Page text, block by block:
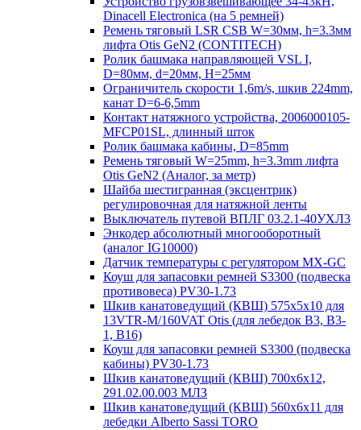
Dinacell Electronica (на 5 ремней)
Ремень тяговый LSR CSB W=30мм, h=3.3мм
лифта Otis GeN2 (CONTITECH)
Ролик башмака направляющей VSL I,
D=80мм, d=20мм, H=25мм
Ограничитель скорости 1,6m/s, шкив 224mm,
канат D=6-6,5mm
Контакт натяжного устройства, 2006000105-
MFCP01SL, длинный шток
Ролик башмака кабины, D=85mm
Ремень тяговый W=25mm, h=3.3mm лифта
Otis GeN2 (Аналог, за метр)
Шайба шестигранная (эксцентрик)
регулировочная для натяжной ленты
Выключатель путевой ВПЛГ 03.2.1-40УХЛ3
Энкодер абсолютный многооборотный
(аналог IG10000)
Датчик температуры с регулятором MX-GC
Коуш для запасовки ремней S3300 (подвеска
противовеса) PV30-1.73
Шкив канатоведущий (КВШ) 575х5х10 для
13VTR-M/160VAT Otis (для лебедок B3, B3-
1, B16)
Коуш для запасовки ремней S3300 (подвеска
кабины) PV30-1.73
Шкив канатоведущий (КВШ) 700х6х12,
291.02.00.003 МЛЗ
Шкив канатоведущий (КВШ) 560х6х11 для
лебедки Alberto Sassi TORO